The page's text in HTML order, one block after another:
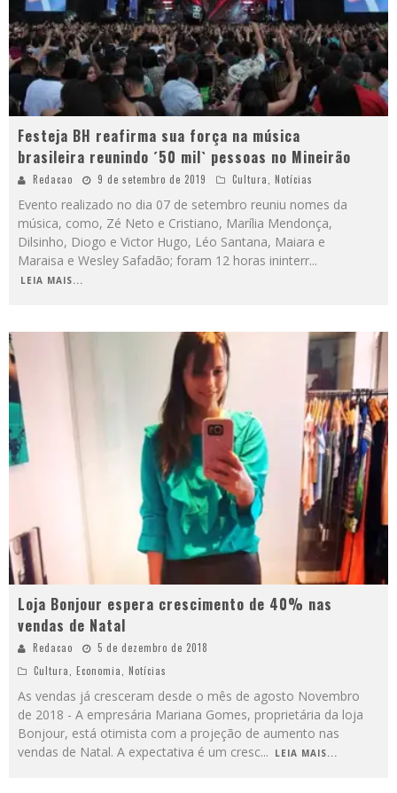
Festeja BH reafirma sua força na música
brasileira reunindo ´50 mil` pessoas no Mineirão
Redacao 9 de setembro de 2019 Cultura Notícias
Evento realizado no dia 07 de setembro reuniu nomes da
música, como, Zé Neto e Cristiano, Marília Mendonça,
Dilsinho, Diogo e Victor Hugo, Léo Santana, Maiara e
Maraisa e Wesley Safadão; foram 12 horas ininterr...
LEIA MAIS...
Loja Bonjour espera crescimento de 40% nas
vendas de Natal
Redacao
5 de dezembro de 2018
Cultura, Economia, Notícias
As vendas já cresceram desde o mês de agosto Novembro
de 2018 - A empresária Mariana Gomes, proprietária da loja
Bonjour, está otimista com a projeção de aumento nas
vendas de Natal. A expectativa é um cresc... LEIA MAIS...